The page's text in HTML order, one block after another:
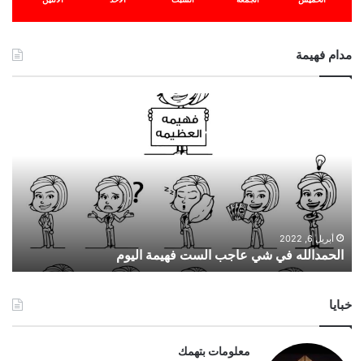
مدام فهيمة
ي
ي
ع
أبريل 6, 2022
الحمدالله في شي عاجب الست فهيمة اليوم
خبايا
معلومات بتهمك